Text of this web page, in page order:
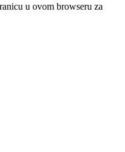
u ovom browseru za